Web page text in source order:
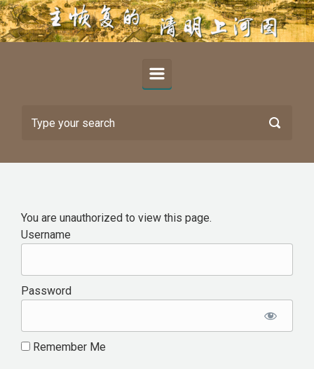
Skip to main content
You are unauthorized to view this page.
Username
Password
Remember Me